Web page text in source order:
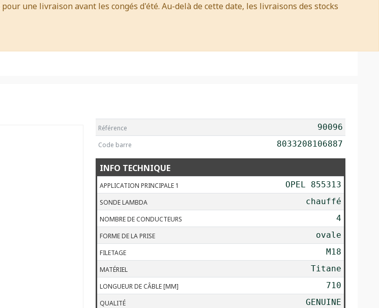
pour une livraison avant les congés d'été. Au-delà de cette date, les livraisons des stocks
Référence
90096
Code barre 8033208106887
INFO TECHNIQUE
APPLICATION PRINCIPALE 1 OPEL 855313
SONDE LAMBDA chauffé
NOMBRE DE CONDUCTEURS 4
FORME DE LA PRISE ovale
FILETAGE M18
MATÉRIEL Titane
LONGUEUR DE CÂBLE [MM] 710
QUALITÉ GENUINE